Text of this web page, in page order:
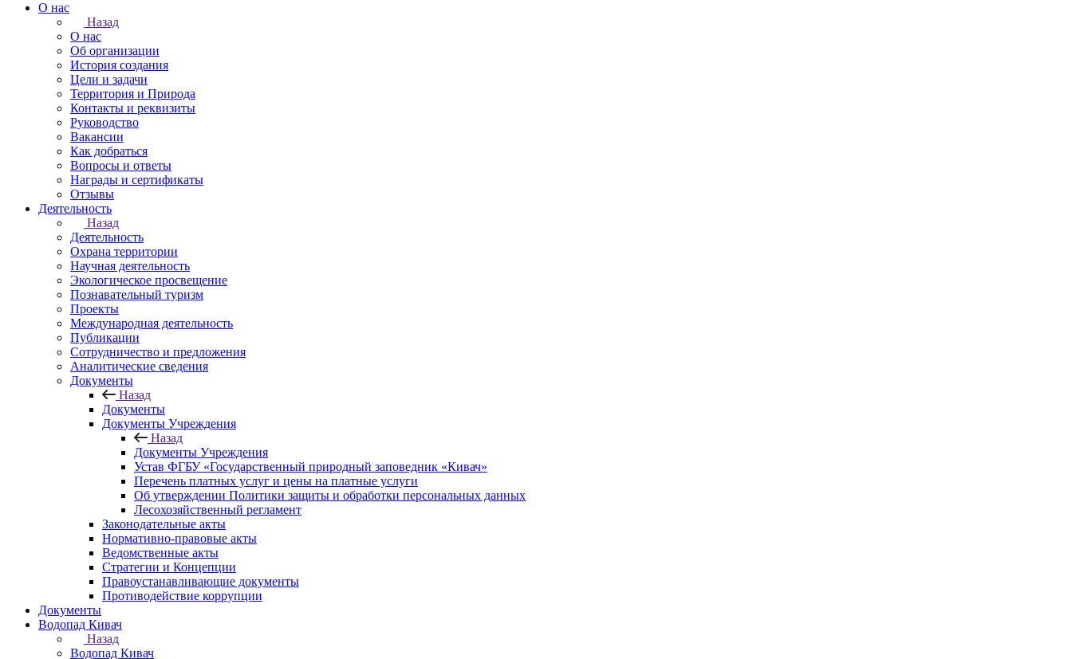
О нас
Назад
О нас
Об организации
История создания
Цели и задачи
Территория и Природа
Контакты и реквизиты
Руководство
Вакансии
Как добраться
Вопросы и ответы
Награды и сертификаты
Отзывы
Деятельность
Назад
Деятельность
Охрана территории
Научная деятельность
Экологическое просвещение
Познавательный туризм
Проекты
Международная деятельность
Публикации
Сотрудничество и предложения
Аналитические сведения
Документы
Назад
Документы
Документы Учреждения
Назад
Документы Учреждения
Устав ФГБУ «Государственный природный заповедник «Кивач»
Перечень платных услуг и цены на платные услуги
Об утверждении Политики защиты и обработки персональных данных
Лесохозяйственный регламент
Законодательные акты
Нормативно-правовые акты
Ведомственные акты
Стратегии и Концепции
Правоустанавливающие документы
Противодействие коррупции
Документы
Водопад Кивач
Назад
Водопад Кивач